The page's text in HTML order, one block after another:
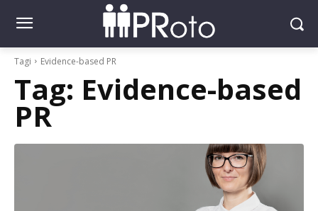
Tagi Evidence-based PR
Tag: Evidence-based
PR